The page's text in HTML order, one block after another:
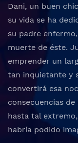
Dani, un buen
su vida se ha
su padre
muerte de éste.
emprender un
tan inquietante y
convertirá esa
consecuencias
hasta tal
habría podido